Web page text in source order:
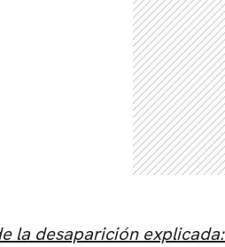
la desaparición